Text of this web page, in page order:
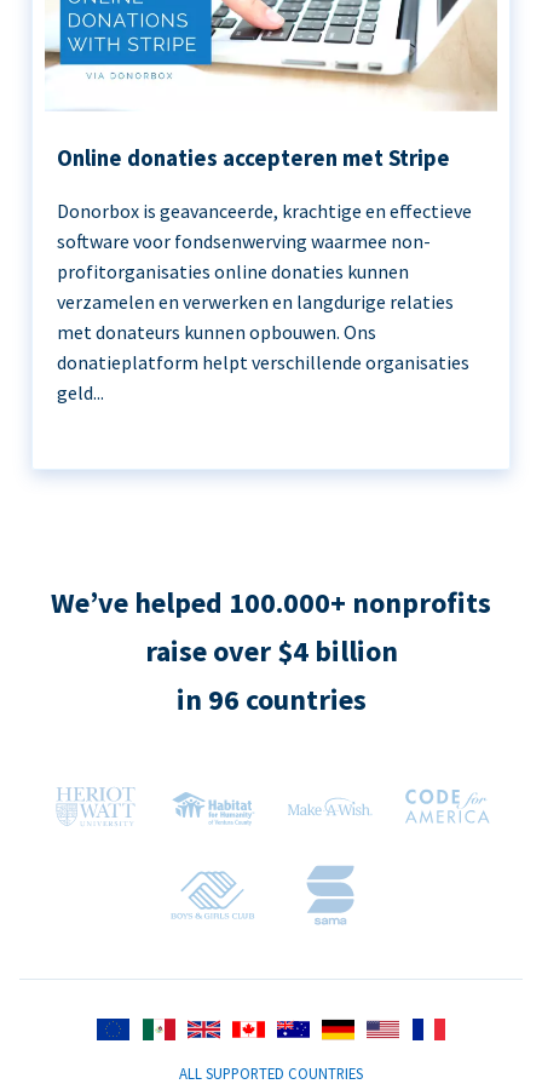
Online donaties accepteren met Stripe
Donorbox is geavanceerde, krachtige en effectieve
software voor fondsenwerving waarmee non-
profitorganisaties online donaties kunnen
verzamelen en verwerken en langdurige relaties
met donateurs kunnen opbouwen. Ons
donatieplatform helpt verschillende organisaties
geld...
We’ve helped 100.000+ nonprofits
raise over $4 billion
in 96 countries
ALL SUPPORTED COUNTRIES